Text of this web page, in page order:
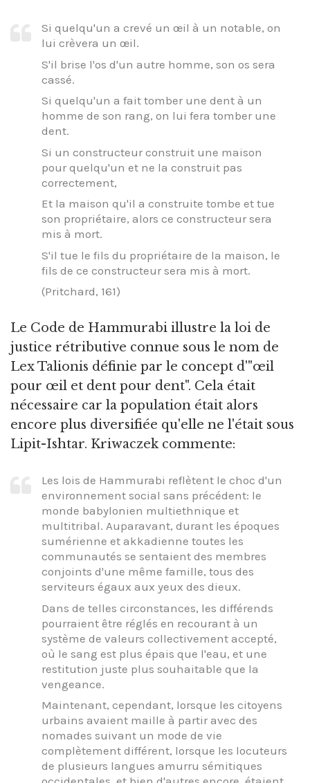
Si quelqu'un a crevé un œil à un notable, on
lui crèvera un œil.
S'il brise l'os d'un autre homme, son os sera
cassé.
Si quelqu'un a fait tomber une dent à un
homme de son rang, on lui fera tomber une
dent.
Si un constructeur construit une maison
pour quelqu'un et ne la construit pas
correctement,
Et la maison qu'il a construite tombe et tue
son propriétaire, alors ce constructeur sera
mis à mort.
S'il tue le fils du propriétaire de la maison, le
fils de ce constructeur sera mis à mort.
(Pritchard, 161)
Le Code de Hammurabi illustre la loi de
justice rétributive connue sous le nom de
Lex Talionis définie par le concept d'"œil
pour œil et dent pour dent". Cela était
nécessaire car la population était alors
encore plus diversifiée qu'elle ne l'était sous
Lipit-Ishtar. Kriwaczek commente:
Les lois de Hammurabi reflètent le choc d'un
environnement social sans précédent: le
monde babylonien multiethnique et
multitribal. Auparavant, durant les époques
sumérienne et akkadienne toutes les
communautés se sentaient des membres
conjoints d'une même famille, tous des
serviteurs égaux aux yeux des dieux.
Dans de telles circonstances, les différends
pourraient être réglés en recourant à un
système de valeurs collectivement accepté,
où le sang est plus épais que l'eau, et une
restitution juste plus souhaitable que la
vengeance.
Maintenant, cependant, lorsque les citoyens
urbains avaient maille à partir avec des
nomades suivant un mode de vie
complètement différent, lorsque les locuteurs
de plusieurs langues amurru sémitiques